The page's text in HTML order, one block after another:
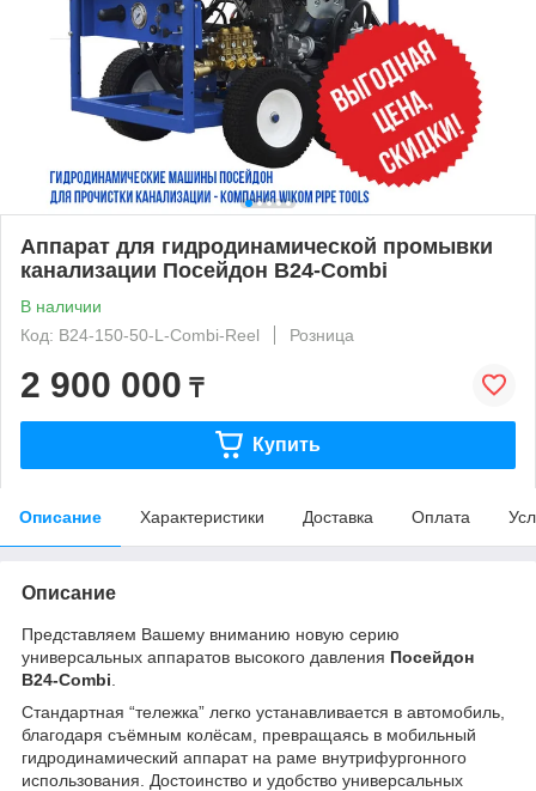
Аппарат для гидродинамической промывки
канализации Посейдон B24-Combi
В наличии
Код: B24-150-50-L-Combi-Reel
Розница
2 900 000 ₸
Купить
Описание Характеристики Доставка Оплата
Описание
Представляем Вашему вниманию новую серию
универсальных аппаратов высокого давления Посейдон
B24-Combi
Стандартная “тележка” легко устанавливается в автомобиль,
благодаря съёмным колёсам, превращаясь в мобильный
гидродинамический аппарат на раме внутрифургонного
использования. Достоинство и удобство универсальных